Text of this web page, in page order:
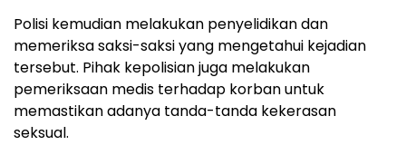
Polisi kemudian melakukan penyelidikan dan
memeriksa saksi-saksi yang mengetahui kejadian
tersebut. Pihak kepolisian juga melakukan
pemeriksaan medis terhadap korban untuk
memastikan adanya tanda-tanda kekerasan
seksual.